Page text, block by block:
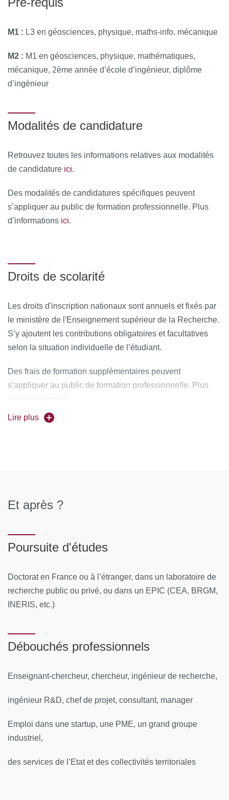
M1 : L3 en géosciences, physique, maths-info, mécanique
M2 : M1 en géosciences, physique, mathématiques,
mécanique, 2ème année d’école d’ingénieur, diplôme
d’ingénieur
Modalités de candidature
Retrouvez toutes les informations relatives aux modalités
de candidature ici.
Des modalités de candidatures spécifiques peuvent
s’appliquer au public de formation professionnelle. Plus
d’informations ici.
Droits de scolarité
Les droits d'inscription nationaux sont annuels et fixés par
le ministère de l'Enseignement supérieur de la Recherche.
S’y ajoutent les contributions obligatoires et facultatives
selon la situation individuelle de l’étudiant.
Des frais de formation supplémentaires peuvent
s’appliquer au public de formation professionnelle. Plus
d’informations ici
Lire plus
Et après ?
Poursuite d'études
Doctorat en France ou à l’étranger, dans un laboratoire de
recherche public ou privé, ou dans un EPIC (CEA, BRGM,
INERIS, etc.)
Débouchés professionnels
Enseignant-chercheur, chercheur, ingénieur de recherche,
ingénieur R&D, chef de projet, consultant, manager
Emploi dans une startup, une PME, un grand groupe
industriel,
des services de l’Etat et des collectivités territoriales